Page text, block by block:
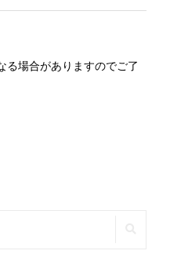
る場合がありますのでご了